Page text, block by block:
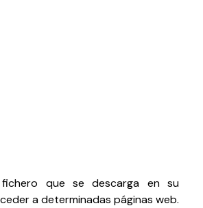
que se descarga en su
a determinadas páginas web.